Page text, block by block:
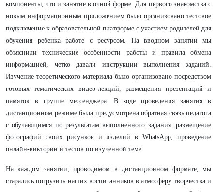
компоненты, что и занятие в очной форме. Для первого знакомства с
новым информационным приложением было организовано тестовое
подключение к образовательной платформе с участием родителей для
обучения ребенка работе с ресурсом. На вводном занятии мы
объяснили технические особенности работы и правила обмена
информацией, четко давали инструкции выполнения заданий.
Изучение теоретического материала было организовано посредством
готовых тематических видео-лекций, размещения презентаций и
памяток в группе мессенджера. В ходе проведения занятия в
дистанционном режиме была предусмотрена обратная связь педагога
с обучающимся по результатам выполненного задания: размещение
фотографий своих рисунков и изделий в WhatsApp, проведение
онлайн-викторин и тестов по изученной теме.
На каждом занятии, проводимом в дистанционном формате, мы
старались погрузить наших воспитанников в атмосферу творчества и